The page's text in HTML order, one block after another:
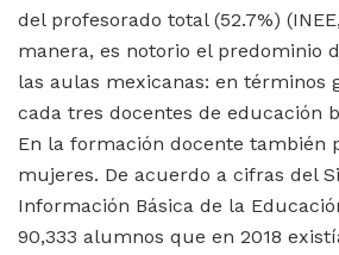
del profesorado total (52.7%)
manera, es notorio el predominio
las aulas mexicanas: en términos
cada tres docentes de educación
En la formación docente también
mujeres. De acuerdo a cifras del
Información Básica de la
90,333 alumnos que en 2018